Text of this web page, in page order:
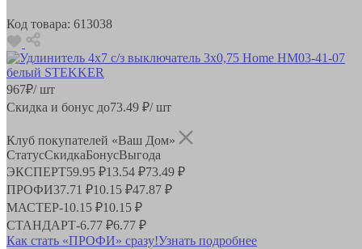
Код товара: 613038
967₽/ шт
Скидка и бонус до73.49 ₽/ шт
Клуб покупателей «Ваш Дом»
СтатусСкидкаБонусВыгода
ЭКСПЕРТ59.95 ₽13.54 ₽73.49 ₽
ПРОФИ37.71 ₽10.15 ₽47.87 ₽
МАСТЕР-10.15 ₽10.15 ₽
СТАНДАРТ-6.77 ₽6.77 ₽
Как стать «ПРОФИ» сразу!Узнать подробнее